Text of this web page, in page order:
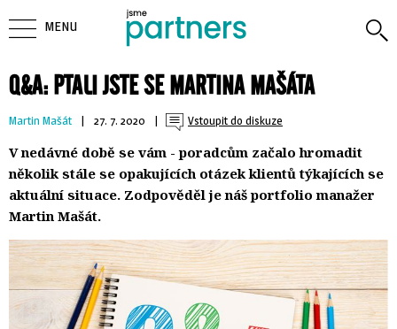
Q&A: PTALI JSTE SE MARTINA MAŠÁTA
Martin Mašát | 27. 7. 2020 | Vstoupit do diskuze
V nedávné době se vám - poradcům začalo hromadit
několik stále se opakujících otázek klientů týkajících se
aktuální situace. Zodpověděl je náš portfolio manažer
Martin Mašát.
MENU